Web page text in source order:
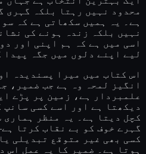
محدود نہیں رہتا بلکہ گہری
ہے۔ یہ ہمیں سکھاتی ہے کہ
نہیں بلکہ زندہ ہونے کی
اسی میں ہے کہ ہم اپنی اور
لیے اپنے دلوں میں جگہ پیدا
اس کتاب میں میرا پسندیدہ
انگیز لمحہ وہ ہے جب ضمیر،
علمبردار ہے، زمین پر پڑے
دیکھتا ہے اور اسے کسی
کچل دیتا ہے۔ یہ منظر
گہرے خوف کو بے نقاب کرتا
کسی بھی غیر متوقع تبدیلی
ہوتا ہے۔ ضمیر کا یہ عمل اس